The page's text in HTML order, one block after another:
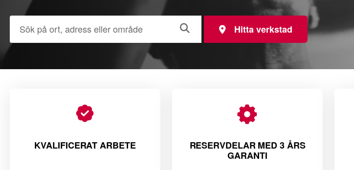
Hitta verkstad
KVALIFICERAT ARBETE
RESERVDELAR MED 3 ÅRS
GARANTI